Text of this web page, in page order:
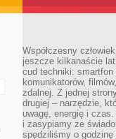
Współczesny
jeszcze kilkanaście lat
cud techniki: smartfon
komunikatorów,
zdalnej. Z jednej
drugiej – narzędzie,
uwagę, energię i
i zasypiamy ze
spędziliśmy o